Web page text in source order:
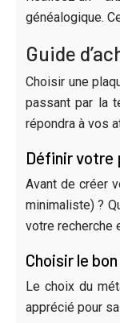
généalogique.
Guide
Choisir une
passant par la
répondra à vos
Définir votre
Avant de créer
minimaliste) ?
votre recherche
Choisir le
Le choix du
apprécié pour